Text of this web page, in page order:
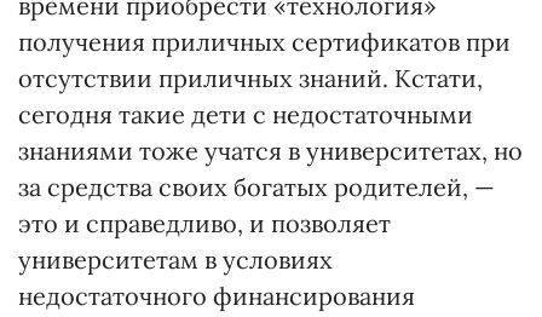
получения приличных сертификатов при
отсутствии приличных знаний. Кстати,
сегодня такие дети с недостаточными
знаниями тоже учатся в университетах, но
за средства своих богатых родителей, —
это и справедливо, и позволяет
университетам в условиях
недостаточного финансирования